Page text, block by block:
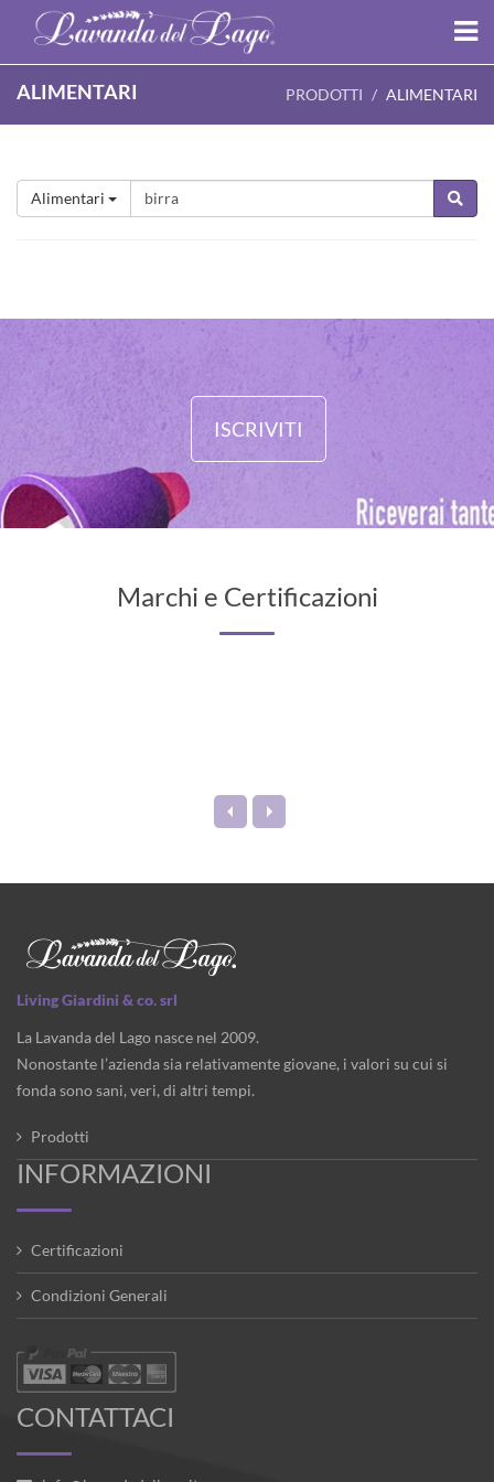
ALIMENTARI PRODOTTI ALIMENTARI
Alimentari
ISCRIVITI
Marchi e Certificazioni
Living Giardini & co. srl
La Lavanda del Lago nasce nel 2009.
Nonostante l’azienda sia relativamente giovane, i valori su cui si
fonda sono sani, veri, di altri tempi.
Prodotti
INFORMAZIONI
Certificazioni
Condizioni Generali
CONTATTACI